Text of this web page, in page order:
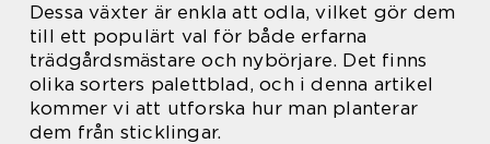
Dessa växter är enkla att odla, vilket gör dem
till ett populärt val för både erfarna
trädgårdsmästare och nybörjare. Det finns
olika sorters palettblad, och i denna artikel
kommer vi att utforska hur man planterar
dem från sticklingar.